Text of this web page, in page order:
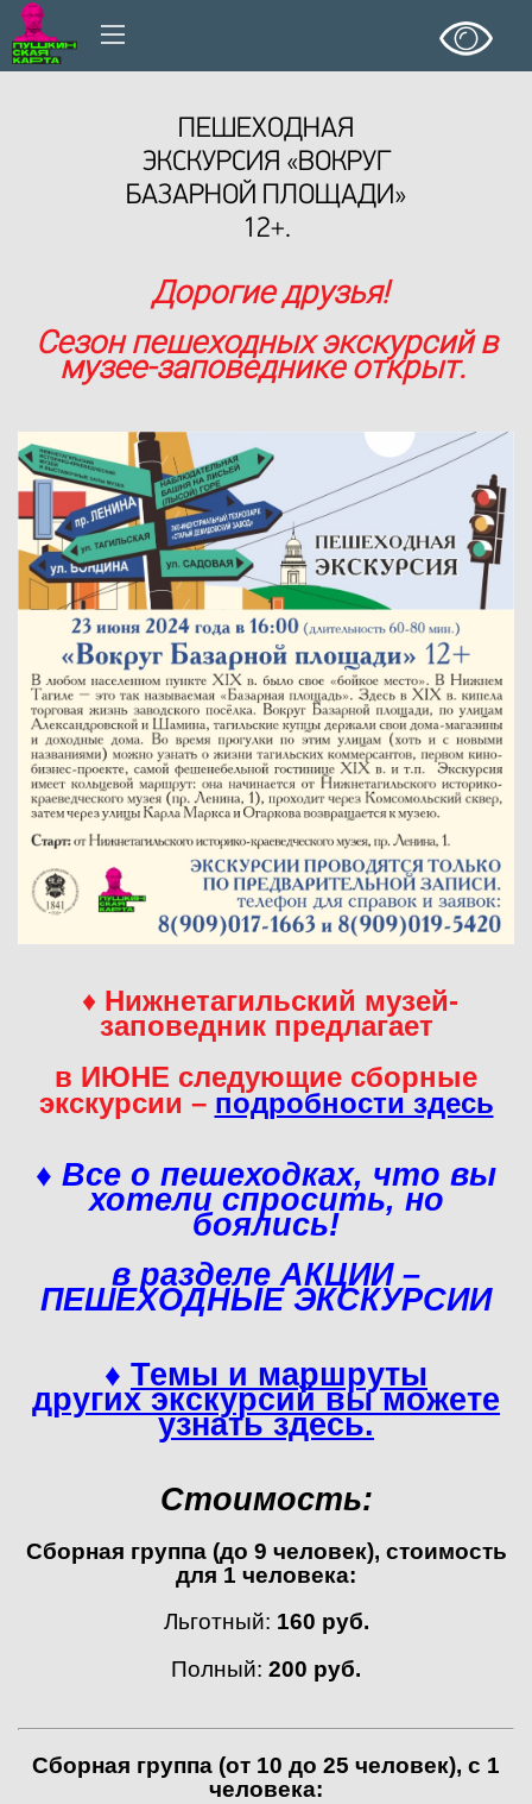
ПЕШЕХОДНАЯ
ЭКСКУРСИЯ «ВОКРУГ
БАЗАРНОЙ ПЛОЩАДИ»
12+.
Дорогие друзья!
Сезон пешеходных экскурсий в
музее-заповеднике открыт.
♦ Нижнетагильский музей-
заповедник предлагает
в ИЮНЕ следующие сборные
экскурсии – подробности здесь
♦ Все о пешеходках, что вы
хотели спросить, но
боялись!
в разделе АКЦИИ –
ПЕШЕХОДНЫЕ ЭКСКУРСИИ
♦ Темы и маршруты
других экскурсий вы можете
узнать здесь.
Стоимость:
Сборная группа (до 9 человек), стоимость
для 1 человека:
Льготный: 160 руб.
Полный: 200 руб.
Сборная группа (от 10 до 25 человек), с 1
человека: